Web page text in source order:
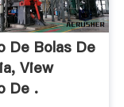
De Bolas De
View
De .